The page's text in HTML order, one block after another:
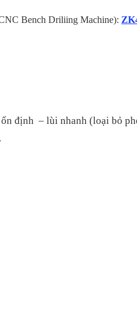
Bench Driliing Machine):
định – lùi nhanh (loại bỏ